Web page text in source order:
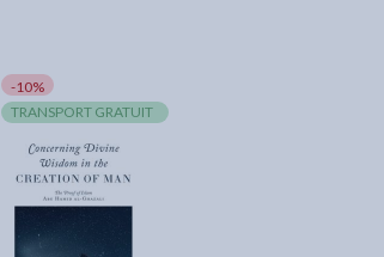
-10%
TRANSPORT GRATUIT